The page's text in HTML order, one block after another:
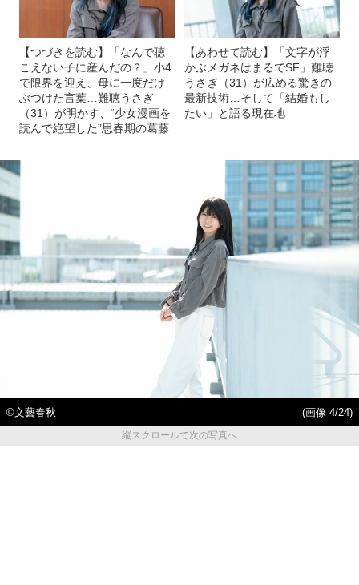
【つづきを読む】「なんで聴
こえない子に産んだの？」小4
で限界を迎え、母に一度だけ
ぶつけた言葉…難聴うさぎ
（31）が明かす、“少女漫画を
読んで絶望した”思春期の葛藤
【あわせて読む】「文字が浮
かぶメガネはまるでSF」難聴
うさぎ（31）が広める驚きの
最新技術…そして「結婚もし
たい」と語る現在地
©文藝春秋
(画像 4/24)
縦スクロールで次の写真へ